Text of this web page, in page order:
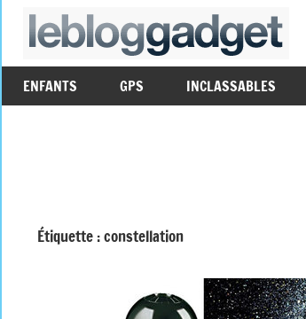
Aller
ENFANTS GPS INCLASSABLES
Étiquette :constellation